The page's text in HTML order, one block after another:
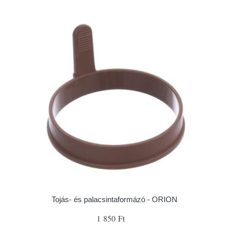
Tojás- és palacsintaformázó - ORION
1 850 Ft